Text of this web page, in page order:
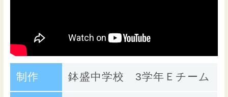
制作 鉢盛中学校 3学年Ｅチーム